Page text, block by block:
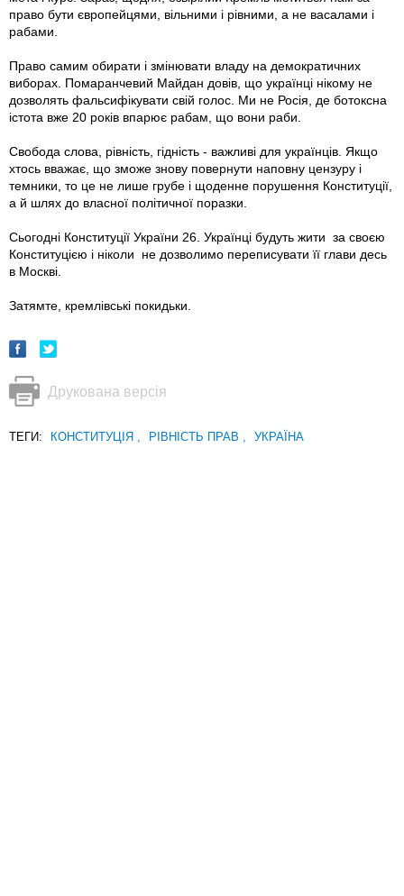
право бути європейцями, вільними і рівними, а не васалами і
рабами.
Право самим обирати і змінювати владу на демократичних
виборах. Помаранчевий Майдан довів, що українці нікому не
дозволять фальсифікувати свій голос. Ми не Росія, де ботоксна
істота вже 20 років впарює рабам, що вони раби.
Свобода слова, рівність, гідність - важливі для українців. Якщо
хтось вважає, що зможе знову повернути наповну цензуру і
темники, то це не лише грубе і щоденне порушення Конституції,
а й шлях до власної політичної поразки.
Сьогодні Конституції України 26. Українці будуть жити за своєю
Конституцією і ніколи не дозволимо переписувати її глави десь
в Москві.
Затямте, кремлівські покидьки.
Друкована версія
ТЕГИ: КОНСТИТУЦІЯ , РІВНІСТЬ ПРАВ , УКРАЇНА